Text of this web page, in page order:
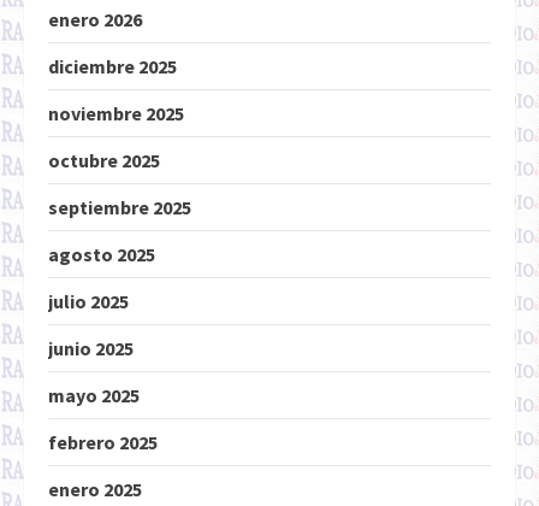
enero 2026
diciembre 2025
noviembre 2025
octubre 2025
septiembre 2025
agosto 2025
julio 2025
junio 2025
mayo 2025
febrero 2025
enero 2025